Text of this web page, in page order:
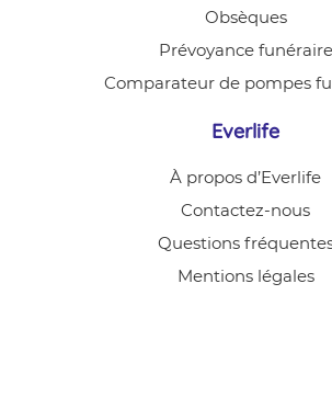
Obsèques
Prévoyance funéraire
Comparateur de pompes
Everlife
À propos d’Everlife
Contactez-nous
Questions
Mentions légales